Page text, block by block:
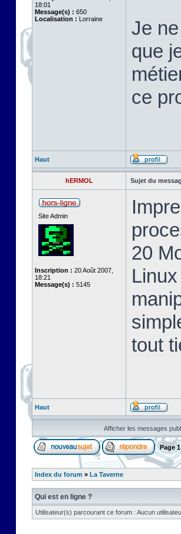
18:01
Message(s) : 650
Localisation : Lorraine
Je
que
ce
Haut
hERMOL Sujet du
Site Admin
Inscription : 20 Août 2007,
18:21
Message(s) : 5145
20
tout
Haut
Afficher les messages
Page1
Index du forum » La Taverne
Qui est en ligne ?
Utilisateur(s) parcourant ce forum : Aucun